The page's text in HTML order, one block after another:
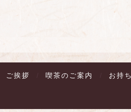
ご挨拶 喫茶のご案内 お持